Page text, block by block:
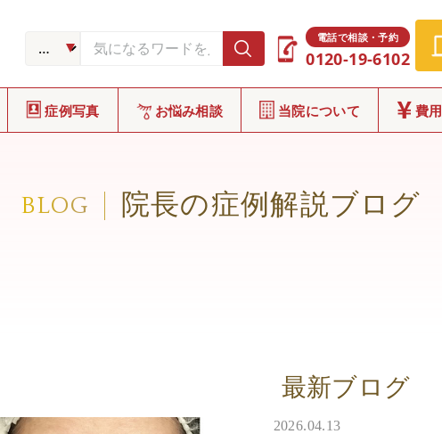
電話で相談・予約
0120-19-6102
症例写真 お悩み相談 当院について 費用
BLOG 院長の症例解説ブログ
最新ブログ
2026.04.13